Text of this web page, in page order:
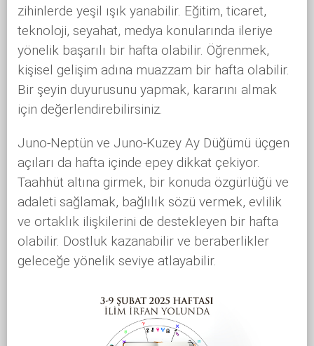
zihinlerde yeşil ışık yanabilir. Eğitim, ticaret,
teknoloji, seyahat, medya konularında ileriye
yönelik başarılı bir hafta olabilir. Öğrenmek,
kişisel gelişim adına muazzam bir hafta olabilir.
Bir şeyin duyurusunu yapmak, kararını almak
için değerlendirebilirsiniz.
Juno-Neptün ve Juno-Kuzey Ay Düğümü üçgen
açıları da hafta içinde epey dikkat çekiyor.
Taahhüt altına girmek, bir konuda özgürlüğü ve
adaleti sağlamak, bağlılık sözü vermek, evlilik
ve ortaklık ilişkilerini de destekleyen bir hafta
olabilir. Dostluk kazanabilir ve beraberlikler
geleceğe yönelik seviye atlayabilir.